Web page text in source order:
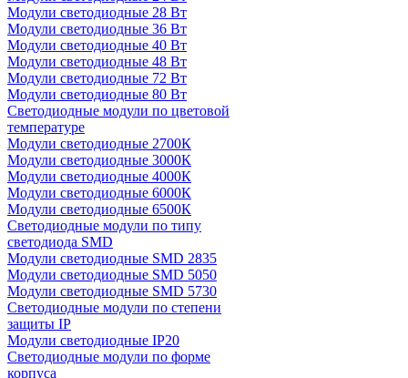
Модули светодиодные 28 Вт
Модули светодиодные 36 Вт
Модули светодиодные 40 Вт
Модули светодиодные 48 Вт
Модули светодиодные 72 Вт
Модули светодиодные 80 Вт
Светодиодные модули по цветовой
температуре
Модули светодиодные 2700К
Модули светодиодные 3000К
Модули светодиодные 4000К
Модули светодиодные 6000К
Модули светодиодные 6500К
Светодиодные модули по типу
светодиода SMD
Модули светодиодные SMD 2835
Модули светодиодные SMD 5050
Модули светодиодные SMD 5730
Светодиодные модули по степени
защиты IP
Модули светодиодные IP20
Светодиодные модули по форме
корпуса